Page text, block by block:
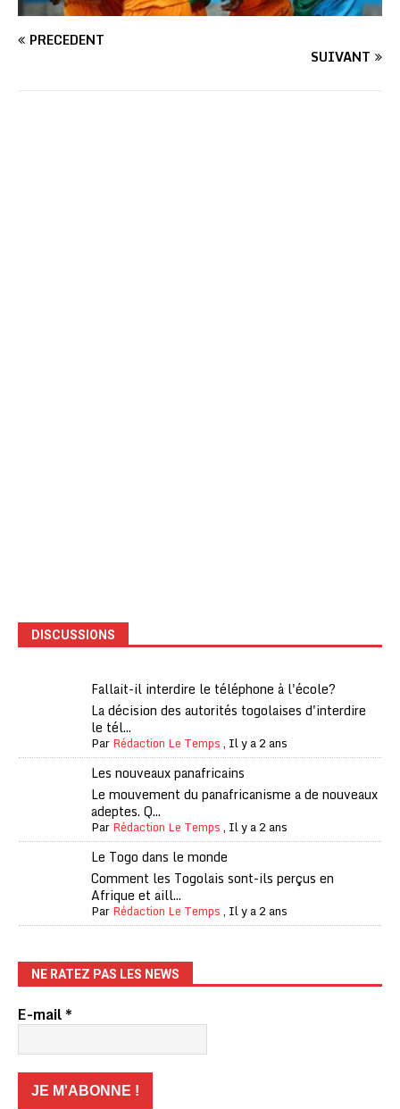
PRÉCÉDENT
SUIVANT
DISCUSSIONS
Fallait-il interdire le téléphone à l'école?
La décision des autorités togolaises d'interdire
le tél...
ParRédaction Le Temps, Il y a 2 ans
Les nouveaux panafricains
Le mouvement du panafricanisme a de nouveaux
adeptes. Q...
ParRédaction Le Temps, Il y a 2 ans
Le Togo dans le monde
Comment les Togolais sont-ils perçus en
Afrique et aill...
ParRédaction Le Temps, Il y a 2 ans
NE RATEZ PAS LES NEWS
E-mail*